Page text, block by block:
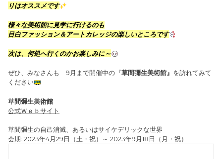
りはオススメです
様々な美術館に見学に行けるのも
目白ファッション＆アートカレッジの楽しいところです
次は、何処へ行くのかお楽しみに～
ぜひ、みなさんも 9月まで開催中の『草間彌生美術館』 を訪れてみて
ください
草間彌生美術館
公式Ｗｅｂサイト
草間彌生の自己消滅、あるいはサイケデリックな世界
会期: 2023年4月29日（土・祝）～ 2023年9月18日（月・祝）